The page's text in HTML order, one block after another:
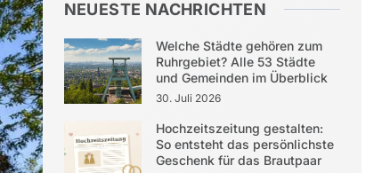
NEUESTE NACHRICHTEN
Welche Städte gehören zum
Ruhrgebiet? Alle 53 Städte
und Gemeinden im Überblick
30. Juli 2026
Hochzeitszeitung gestalten:
So entsteht das persönlichste
Geschenk für das Brautpaar